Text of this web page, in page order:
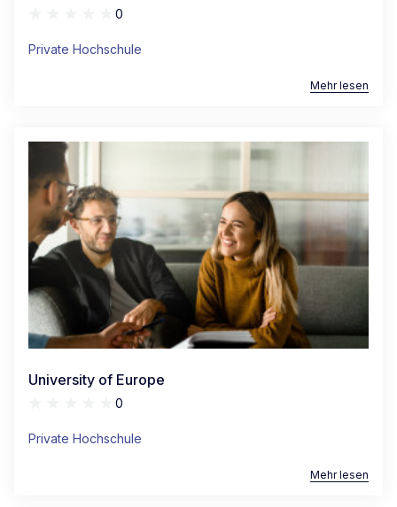
0
Private Hochschule
Mehr lesen
University of Europe
0
Private Hochschule
Mehr lesen